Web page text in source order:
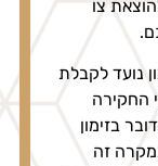
צו
לקבלת
זה